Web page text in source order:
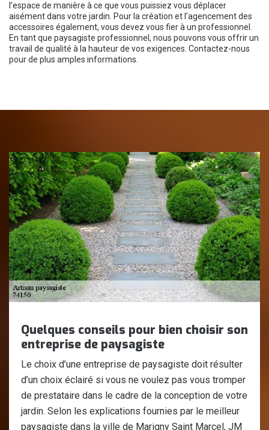
l’espace de manière à ce que vous puissiez vous déplacer
aisément dans votre jardin. Pour la création et l’agencement des
accessoires également, vous devez vous fier à un professionnel.
En tant que paysagiste professionnel, nous pouvons vous offrir un
travail de qualité à la hauteur de vos exigences. Contactez-nous
pour de plus amples informations.
Quelques conseils pour bien choisir son
entreprise de paysagiste
Le choix d’une entreprise de paysagiste doit résulter
d’un choix éclairé si vous ne voulez pas vous tromper
de prestataire dans le cadre de la conception de votre
jardin. Selon les explications fournies par le meilleur
paysagiste dans la ville de Marigny Saint Marcel, JM